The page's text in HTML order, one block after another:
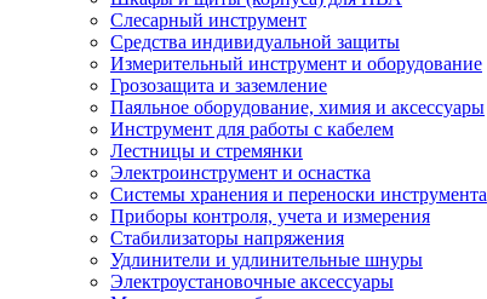
Слесарный инструмент
Средства индивидуальной защиты
Измерительный инструмент и оборудование
Грозозащита и заземление
Паяльное оборудование, химия и аксессуары
Инструмент для работы с кабелем
Лестницы и стремянки
Электроинструмент и оснастка
Системы хранения и переноски инструмента
Приборы контроля, учета и измерения
Стабилизаторы напряжения
Удлинители и удлинительные шнуры
Электроустановочные аксессуары